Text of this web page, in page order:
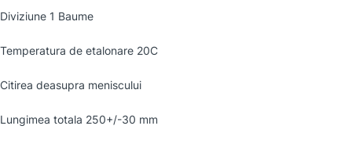
Diviziune 1 Baume
Temperatura de etalonare 20C
Citirea deasupra meniscului
Lungimea totala 250+/-30 mm